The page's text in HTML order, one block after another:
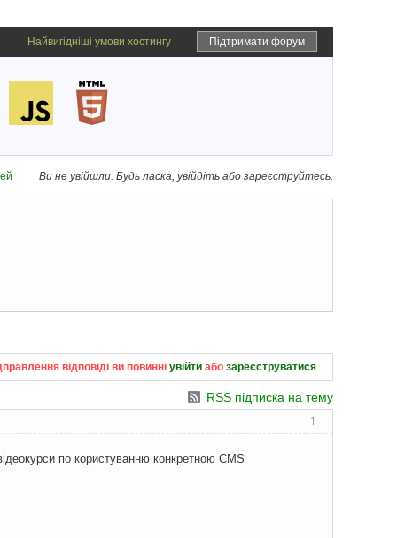
Підтримати форум
Найвигідніші умови хостингу
Ви не увійшли. Будь ласка, увійдіть або зареєструйтесь.
відповіді ви повинні увійти або зареєструватися
RSS підписка на тему
1
по користуванню конкретною CMS